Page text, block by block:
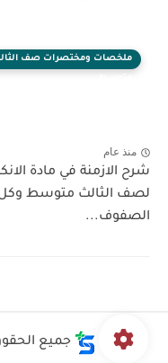
ملخصات ومختصرات صف
منذ عام
شرح الازمنة في مادة
لصف الثالث متوسط
الصفوف...
جميع